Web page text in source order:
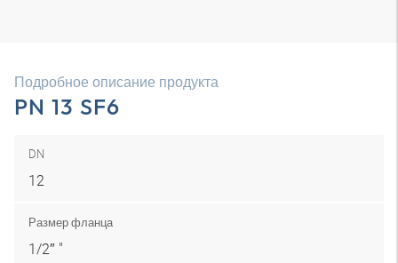
Подробное описание продукта
PN 13 SF6
DN
12
Размер фланца
1/2″ "